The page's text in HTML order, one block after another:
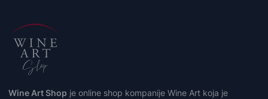
Wine Art Shop je online shop kompanije Wine Art koja je